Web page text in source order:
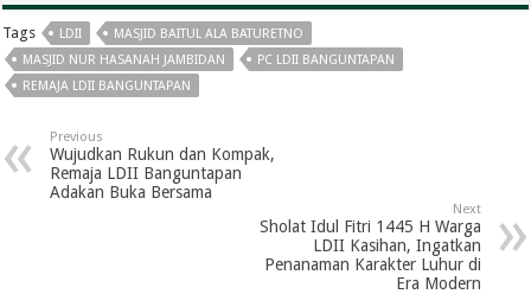
Tags LDII
MASJID BAITUL ALA BATURETNO
MASJID NUR HASANAH JAMBIDAN
PC LDII BANGUNTAPAN
REMAJA LDII BANGUNTAPAN
Previous
Wujudkan Rukun dan Kompak,
Remaja LDII Banguntapan
Adakan Buka Bersama
Next
Sholat Idul Fitri 1445 H Warga
LDII Kasihan, Ingatkan
Penanaman Karakter Luhur di
Era Modern